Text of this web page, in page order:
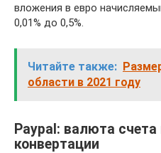
вложения в евро
0,01% до 0,5%.
Читайте также:
области в 2021 году
Paypal: валюта счета
конвертации